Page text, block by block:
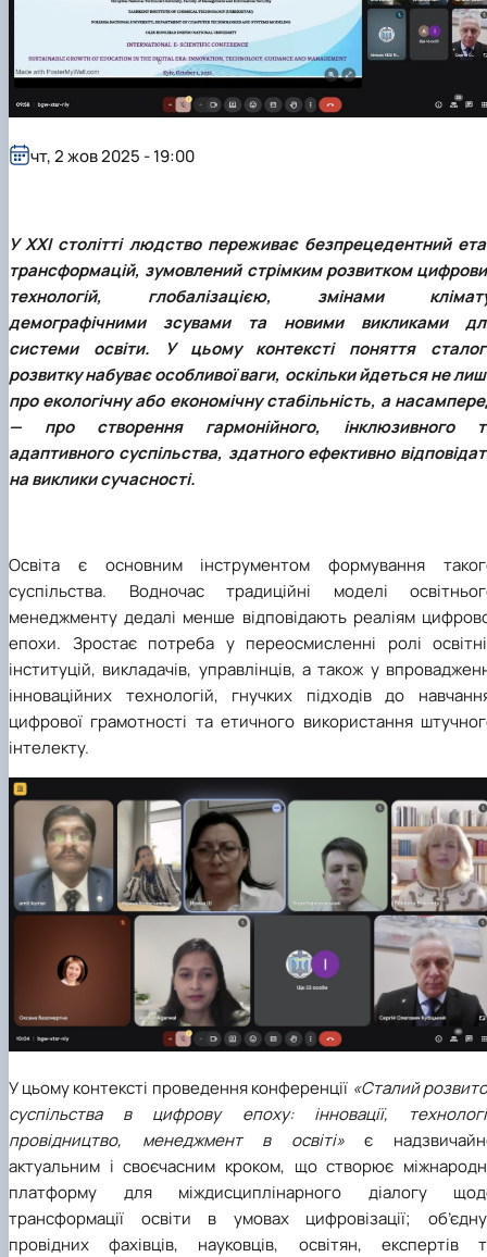
У XXI столітті людство переживає безпрецедентний
трансформацій, зумовлений стрімким розвитком
технологій, глобалізацією, змінами
демографічними зсувами та новими викликами
системи освіти. У цьому контексті поняття
розвитку набуває особливої ваги, оскільки йдеться не
про екологічну або економічну стабільність, а
— про створення гармонійного, інклюзивного
адаптивного суспільства, здатного ефективно
на виклики сучасності.
Освіта є основним інструментом формування
суспільства. Водночас традиційні моделі
менеджменту дедалі менше відповідають реаліям
епохи. Зростає потреба у переосмисленні ролі
інституцій, викладачів, управлінців, а також у
інноваційних технологій, гнучких підходів до
цифрової грамотності та етичного використання
інтелекту.
У цьому контексті проведення конференції «Сталий
суспільства в цифрову епоху: інновації,
провідництво, менеджмент в освіті»є
актуальним і своєчасним кроком, що створює
платформу для міждисциплінарного діалогу
трансформації освіти в умовах цифровізації;
провідних фахівців, науковців, освітян, експертів
чт, 2 жов 2025 - 19:00